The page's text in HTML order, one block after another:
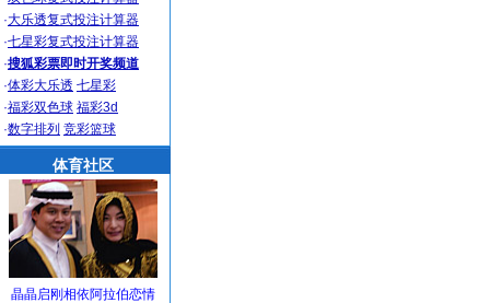
·大乐透复式投注计算器
·七星彩复式投注计算器
·搜狐彩票即时开奖频道
·体彩大乐透 七星彩
·福彩双色球 福彩3d
·数字排列 竞彩篮球
体育社区
晶晶启刚相依阿拉伯恋情